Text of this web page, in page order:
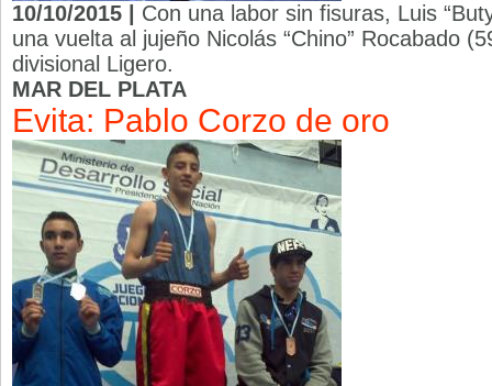
10/10/2015 | Con una labor sin fisuras, Luis
una vuelta al jujeño Nicolás “Chino” Rocabado
divisional Ligero.
MAR DEL PLATA
Evita: Pablo Corzo de oro